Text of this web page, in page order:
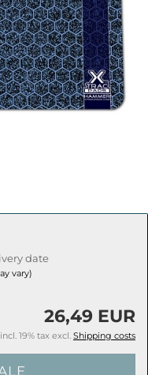
date
vary)
26,49 EUR
incl. 19% tax excl. Shipping costs